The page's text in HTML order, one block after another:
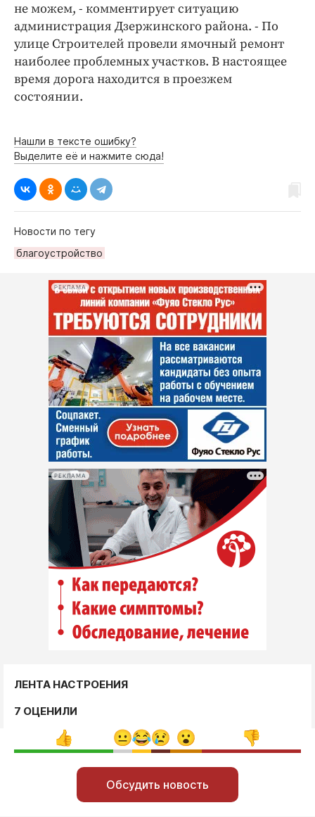
не можем, - комментирует ситуацию
администрация Дзержинского района. - По
улице Строителей провели ямочный ремонт
наиболее проблемных участков. В настоящее
время дорога находится в проезжем
состоянии.
Нашли в тексте ошибку?
Выделите её и нажмите сюда!
Новости по тегу
благоустройство
РЕКЛАМА
РЕКЛАМА
ЛЕНТА НАСТРОЕНИЯ
7 ОЦЕНИЛИ
Обсудить новость